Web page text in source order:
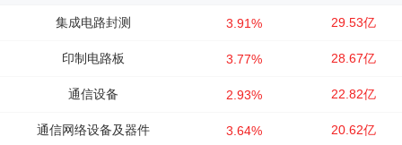
集成电路封测 3.91% 29.53亿
印制电路板 3.77% 28.67亿
通信设备 2.93% 22.82亿
通信网络设备及器件 3.64% 20.62亿